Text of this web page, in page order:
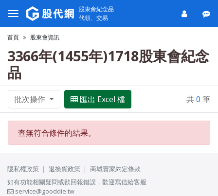
股東會紀念品
代領、交易
首頁 股東會資訊
3366年(1455年)1718股東會紀念
品
批次操作 匯出 Excel 檔 共0 筆
查無符合條件的結果。
隱私權政策 退換貨政策
商城賣家約定條款
如有功能相關疑問或欲回報錯誤，歡迎寫信給客服
service@gooddie.tw